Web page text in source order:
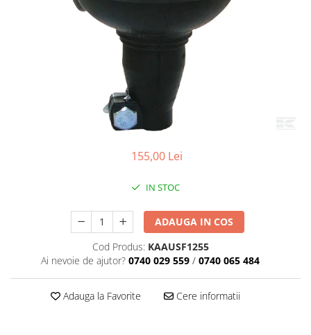
155,00 Lei
IN STOC
ADAUGA IN COS
Cod Produs: KAAUSF1255
Ai nevoie de ajutor? 0740 029 559 / 0740 065 484
Adauga la Favorite Cere informatii